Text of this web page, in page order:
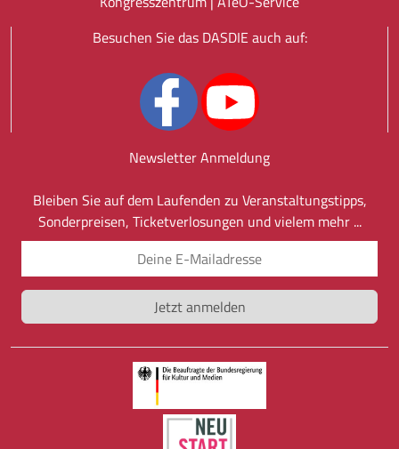
Besuchen Sie das DASDIE auch auf:
Newsletter Anmeldung
Bleiben Sie auf dem Laufenden zu Veranstaltungstipps,
Sonderpreisen, Ticketverlosungen und vielem mehr ...